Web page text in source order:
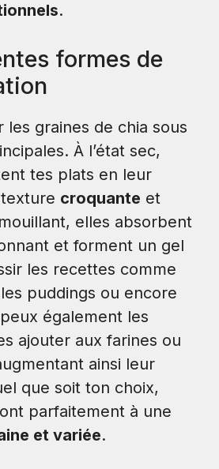
.
formes de
les graines de chia sous
À l’état sec,
tes plats en leur
croquante et
elles absorbent
et forment un gel
les recettes comme
puddings ou encore
également les
ajouter aux farines ou
ainsi leur
que soit ton choix,
parfaitement à une
et variée.